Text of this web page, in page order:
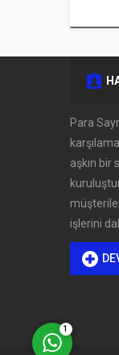
Para
aşkın bir
işlerini
1